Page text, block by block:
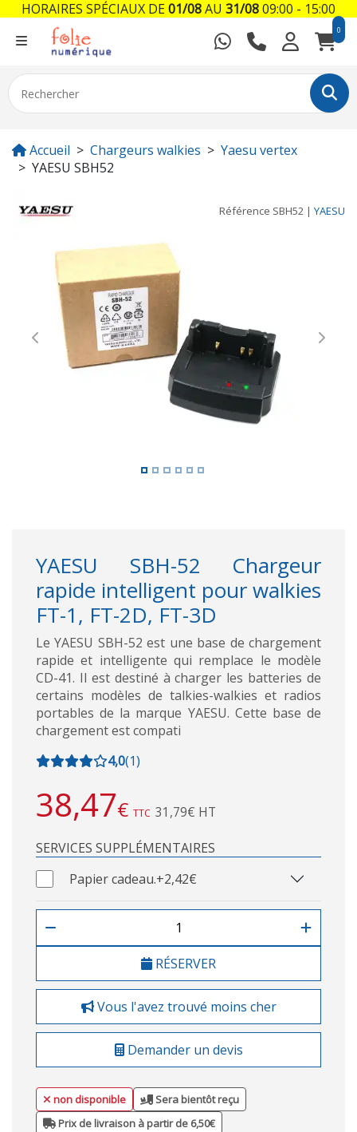
0
Accueil Chargeurs walkies
Yaesu vertex
YAESU SBH52
Référence SBH52 | YAESU
Previous Next
YAESU SBH-52 Chargeur
rapide intelligent pour walkies
FT-1, FT-2D, FT-3D
Le YAESU SBH-52 est une base de chargement
rapide et intelligente qui remplace le modèle
CD-41. Il est destiné à charger les batteries de
certains modèles de talkies-walkies et radios
portables de la marque YAESU. Cette base de
chargement est compati
4,0(1)
38,47€ TTC 31,79€ HT
SERVICES SUPPLÉMENTAIRES
Papier cadeau.+2,42€
RÉSERVER
Vous l'avez trouvé moins cher
Demander un devis
non disponible
Sera bientôt reçu
Prix de livraison à partir de 6,50€
HORAIRES SPÉCIAUX DE01/08AU 31/0809:00 - 15:00